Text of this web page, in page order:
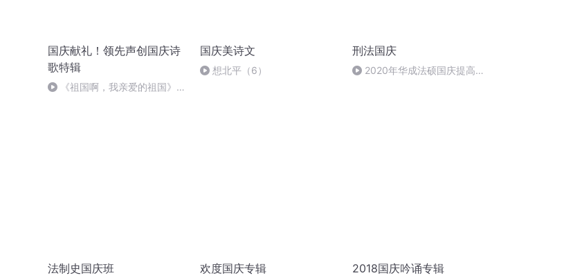
国庆献礼！领先声创国庆诗
歌特辑
《祖国啊，我亲爱的祖国》温
国庆美诗文
想北平（6）
刑法国庆
2020年华成法硕国庆提高班
法制史国庆班 欢度国庆专辑 2018国庆吟诵专辑